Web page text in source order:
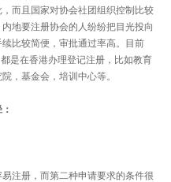
而且国家对协会社团组织控制比较
地要注册协会的人纷纷把目光投向
比较简便，审批通过率高。目前
是在香港办理登记注册，比如教育
，基金会，培训中心等。
注册，而第二种申请要求的条件很